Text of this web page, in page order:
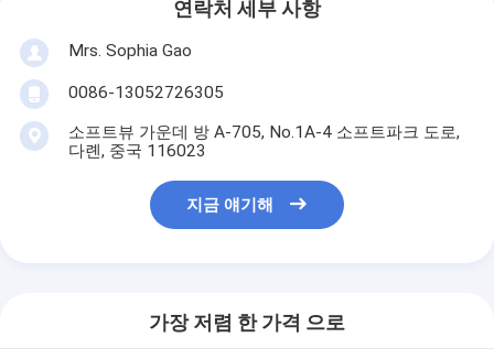
연락처 세부 사항
Mrs. Sophia Gao
0086-13052726305
소프트뷰 가운데 방 A-705, No.1A-4 소프트파크 도로,
다롄, 중국 116023
지금 얘기해
가장 저렴 한 가격 으로